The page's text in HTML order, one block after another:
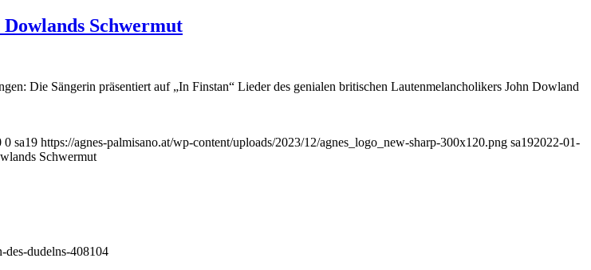
Schwermut
Die Sängerin präsentiert auf „In Finstan“ Lieder des genialen britischen Lautenmelancholikers John Dowland
0 sa19 https://agnes-palmisano.at/wp-content/uploads/2023/12/agnes_logo_new-sharp-300x120.png sa192022-01-
Schwermut
dudelns-408104